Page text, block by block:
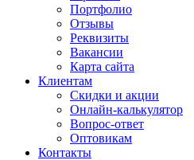
Портфолио
Отзывы
Реквизиты
Вакансии
Карта сайта
Клиентам
Скидки и акции
Онлайн-калькулятор
Вопрос-ответ
Оптовикам
Контакты